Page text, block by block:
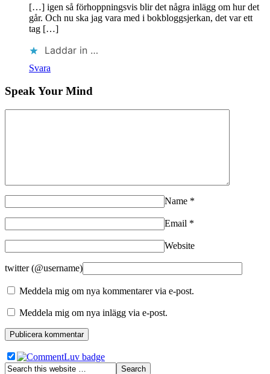
[…] igen så förhoppningsvis blir det några inlägg om hur det
går. Och nu ska jag vara med i bokbloggsjerkan, det var ett
tag […]
Laddar in …
Svara
Speak Your Mind
Name *
Email *
Website
twitter (@username)
Meddela mig om nya kommentarer via e-post.
Meddela mig om nya inlägg via e-post.